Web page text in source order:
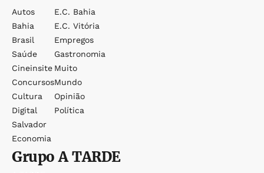
Autos
Bahia
Brasil
Saúde
Cineinsite
Concursos
Cultura
Digital
Salvador
Economia
E.c. Bahia
E.c. Vitória
Empregos
Gastronomia
Muito
Mundo
Opinião
Política
GrupoA TARDE